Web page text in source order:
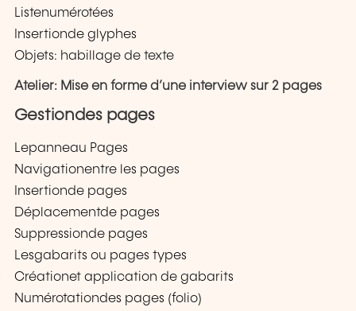
Listenumérotées
Insertionde glyphes
Objets: habillage de texte
Atelier: Mise en forme d’une interview sur 2 pages
Gestiondes pages
Lepanneau Pages
Navigationentre les pages
Insertionde pages
Déplacementde pages
Suppressionde pages
Lesgabarits ou pages types
Créationet application de gabarits
Numérotationdes pages (folio)